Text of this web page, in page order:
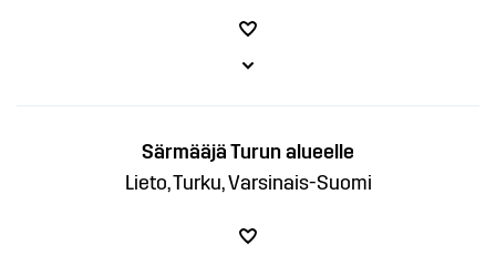
Särmääjä Turun alueelle
Lieto, Turku, Varsinais-Suomi